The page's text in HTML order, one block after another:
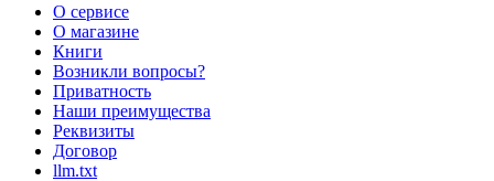
О сервисе
О магазине
Книги
Возникли вопросы?
Приватность
Наши преимущества
Реквизиты
Договор
llm.txt